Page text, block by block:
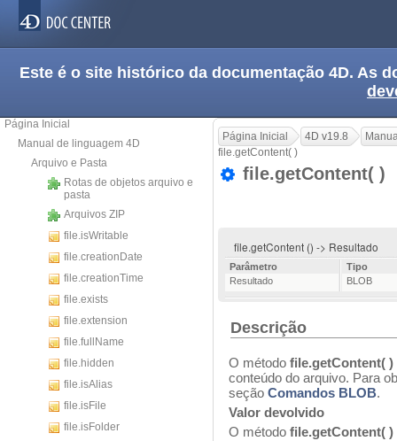
Este é o site histórico da documentação 4D. As
Página Inicial
Manual de linguagem 4D
Arquivo e Pasta
Rotas de objetos arquivo e
pasta
Arquivos ZIP
file.isWritable
file.creationDate
file.creationTime
file.exists
file.extension
file.fullName
file.hidden
file.isAlias
file.isFile
file.isFolder
Página Inicial 4D v19.8
file.getContent( )
file.getContent( )
file.getContent () -> Resultado
Parâmetro
Tipo
Resultado
BLOB
Descrição
O método file.getContent( )
conteúdo do arquivo. Para
seção Comandos BLOB.
Valor devolvido
O método file.getContent( )